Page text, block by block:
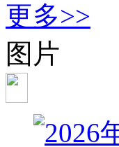
更多>>
图片